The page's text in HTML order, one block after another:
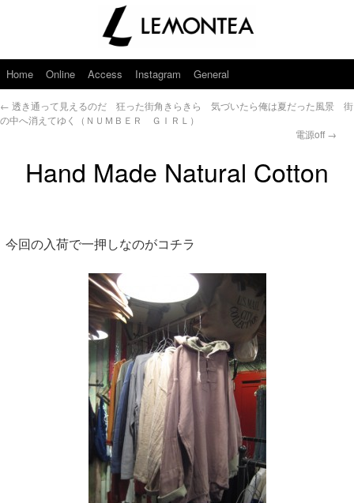
Home Online Access Instagram General
← 透き通って見えるのだ 狂った街角きらきら 気づいたら俺は夏だった風景 街
の中へ消えてゆく（ＮＵＭＢＥＲ ＧＩＲＬ）
電源off →
Hand Made Natural Cotton
今回の入荷で一押しなのがコチラ